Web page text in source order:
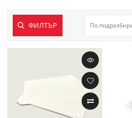
ФИЛТЪР